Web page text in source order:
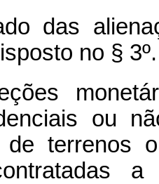
das
no § 3º.
ou
de terrenos